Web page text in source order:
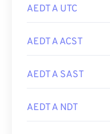
AEDT A UTC
AEDT A ACST
AEDT A SAST
AEDT A NDT